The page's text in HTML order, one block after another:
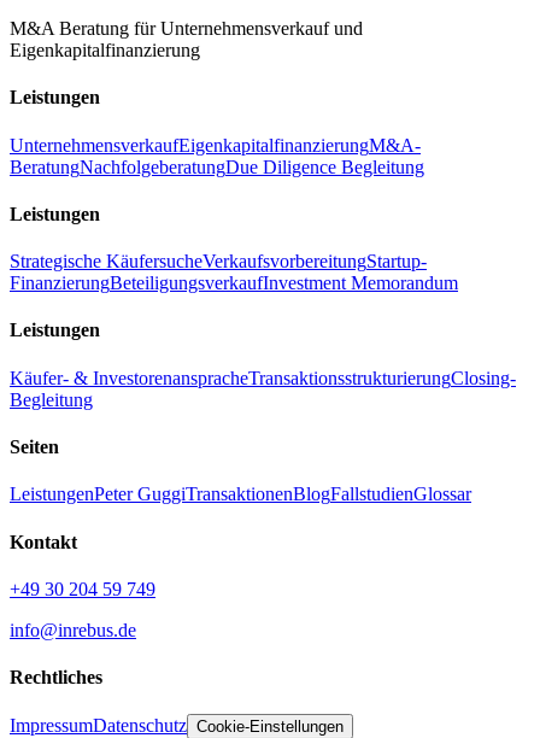
M&A Beratung für Unternehmensverkauf und
Eigenkapitalfinanzierung
Leistungen
UnternehmensverkaufEigenkapitalfinanzierungM&A-
BeratungNachfolgeberatungDue Diligence Begleitung
Leistungen
Strategische KäufersucheVerkaufsvorbereitungStartup-
FinanzierungBeteiligungsverkaufInvestment Memorandum
Leistungen
Käufer- & InvestorenanspracheTransaktionsstrukturierungClosing-
Begleitung
Seiten
LeistungenPeter GuggiTransaktionenBlogFallstudienGlossar
Kontakt
+49 30 204 59 749
info@inrebus.de
Rechtliches
ImpressumDatenschutz Cookie-Einstellungen